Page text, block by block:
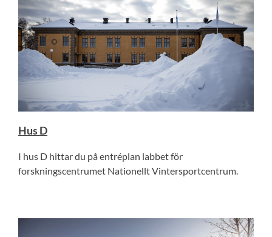
Hus D
I hus D hittar du på entréplan labbet för
forskningscentrumet Nationellt Vintersportcentrum.